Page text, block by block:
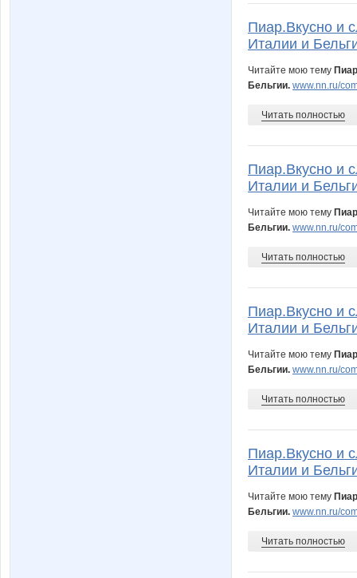
Лидия1972
Татьяна Мошук
Пиар.Вкусно и
Италии и
Читайте мою тему
Бельгии. www.nn.ru/
Читать полностью
Пиар.Вкусно и
Италии и
Читайте мою тему
Бельгии. www.nn.ru/
Читать полностью
Пиар.Вкусно и
Италии и
Читайте мою тему
Бельгии. www.nn.ru/
Читать полностью
Пиар.Вкусно и
Италии и
Читайте мою тему
Бельгии. www.nn.ru/
Читать полностью